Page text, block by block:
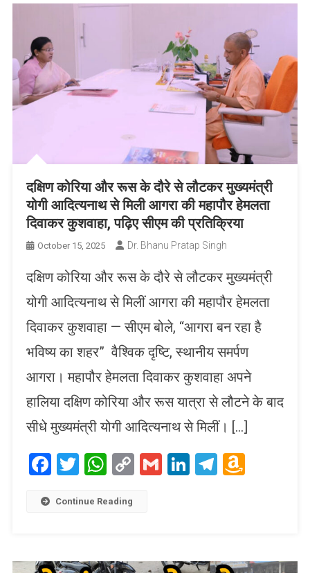
दक्षिण कोरिया और रूस के दौरे से लौटकर मुख्यमंत्री
योगी आदित्यनाथ से मिली आगरा की महापौर हेमलता
दिवाकर कुशवाहा, पढ़िए सीएम की प्रतिक्रिया
October 15, 2025 Dr. Bhanu Pratap Singh
दक्षिण कोरिया और रूस के दौरे से लौटकर मुख्यमंत्री
योगी आदित्यनाथ से मिलीं आगरा की महापौर हेमलता
दिवाकर कुशवाहा — सीएम बोले, “आगरा बन रहा है
भविष्य का शहर” वैश्विक दृष्टि, स्थानीय समर्पण
आगरा। महापौर हेमलता दिवाकर कुशवाहा अपने
हालिया दक्षिण कोरिया और रूस यात्रा से लौटने के बाद
सीधे मुख्यमंत्री योगी आदित्यनाथ से मिलीं। […]
Facebook
Twitter
WhatsApp
CopyGmailLinkedIn
Telegram
Continue Reading